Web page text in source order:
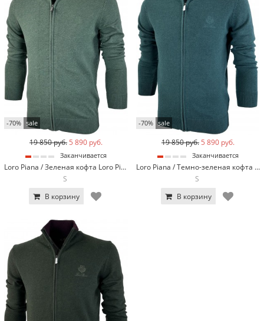
-70% sale
19 850 руб. 5 890 руб.
Заканчивается
Loro Piana / Зеленая кофта Loro Piana 7953-12
S
В корзину
-70% sale
19 850 руб. 5 890 руб.
Заканчивается
Loro Piana / Темно-зеленая кофта Loro Piana 7953-16
S
В корзину